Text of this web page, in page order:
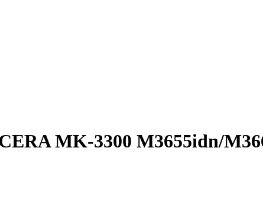
MK-3300 M3655idn/